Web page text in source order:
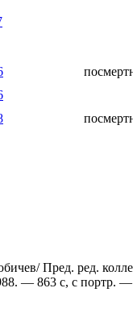
Пред. ред.
— 863 с, с портр. —